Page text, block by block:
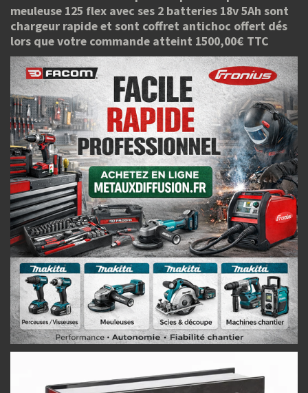
meuleuse 125 flex avec ses 2 batteries 18v 5Ah sont
chargeur rapide et sont coffret antichoc offert dés
lors que votre commande atteint 1500,00€ TTC